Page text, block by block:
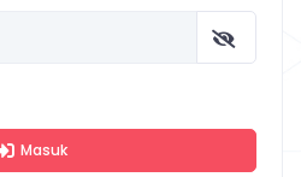
Masuk